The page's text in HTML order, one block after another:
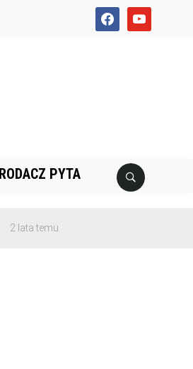
facebookyoutube
PYTA
2 lata temu